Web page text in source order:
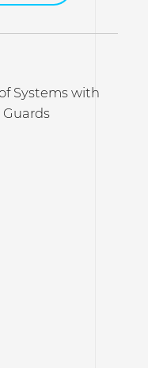
Systems with